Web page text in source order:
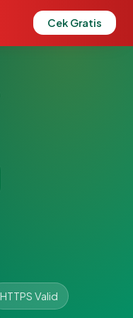
Cek Gratis
HTTPS Valid